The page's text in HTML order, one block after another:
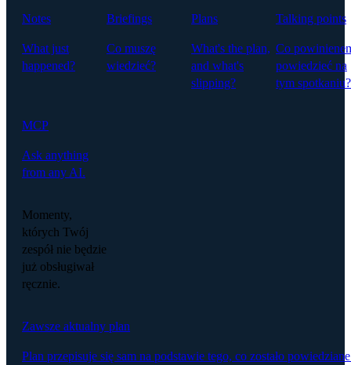
Notes
What just
happened?
Briefings
Co muszę
wiedzieć?
Plans
What's the plan,
and what's
slipping?
Talking points
Co
powiedzieć na
tym spotkaniu?
MCP
Ask anything
from any AI.
Momenty,
których Twój
zespół nie będzie
już obsługiwał
ręcznie.
Zawsze aktualny plan
Plan przepisuje się sam na podstawie tego, co zostało